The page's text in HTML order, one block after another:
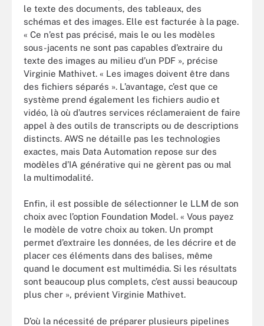
le texte des documents, des tableaux, des
schémas et des images. Elle est facturée à la page.
« Ce n’est pas précisé, mais le ou les modèles
sous-jacents ne sont pas capables d’extraire du
texte des images au milieu d’un PDF », précise
Virginie Mathivet. « Les images doivent être dans
des fichiers séparés ». L’avantage, c’est que ce
système prend également les fichiers audio et
vidéo, là où d’autres services réclameraient de faire
appel à des outils de transcripts ou de descriptions
distincts. AWS ne détaille pas les technologies
exactes, mais Data Automation repose sur des
modèles d’IA générative qui ne gèrent pas ou mal
la multimodalité.
Enfin, il est possible de sélectionner le LLM de son
choix avec l’option Foundation Model. « Vous payez
le modèle de votre choix au token. Un prompt
permet d’extraire les données, de les décrire et de
placer ces éléments dans des balises, même
quand le document est multimédia. Si les résultats
sont beaucoup plus complets, c’est aussi beaucoup
plus cher », prévient Virginie Mathivet.
D’où la nécessité de préparer plusieurs pipelines